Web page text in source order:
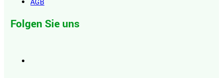
Folgen Sie uns